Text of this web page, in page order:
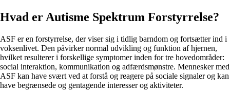
Hvad er Autisme Spektrum Forstyrrelse?
ASF er en forstyrrelse, der viser sig i tidlig barndom og fortsætter ind i
voksenlivet. Den påvirker normal udvikling og funktion af hjernen,
hvilket resulterer i forskellige symptomer inden for tre hovedområder:
social interaktion, kommunikation og adfærdsmønstre. Mennesker med
ASF kan have svært ved at forstå og reagere på sociale signaler og kan
have begrænsede og gentagende interesser og aktiviteter.